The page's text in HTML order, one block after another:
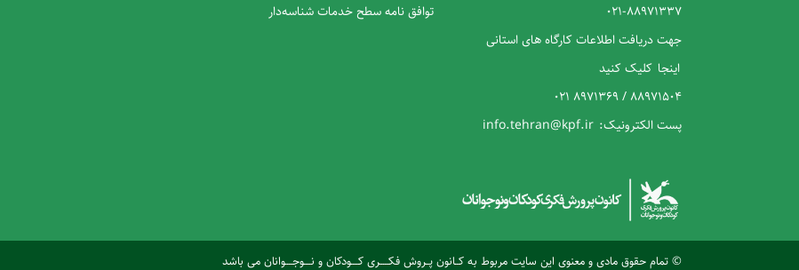
88971337-021
جهت دریافت اطلاعات کارگاه های استانی
اینجا کلیک کنید
88971504 / 8971369 021
پست الکترونیک: info.tehran@kpf.ir
توافق نامه سطح خدمات شناسه‌دار
© تمام حقوق مادی و معنوی این سایت مربوط به کــانون پــروش فکـــــری کــــودکان و نــــوجــــوانان می باشد